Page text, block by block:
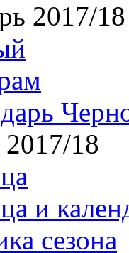
2017/18
18
и
сезона